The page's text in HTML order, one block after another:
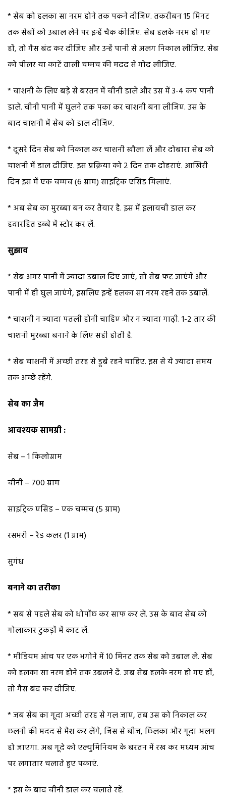
* सेब को हलका सा नरम होने तक पकने दीजिए. तकरीबन 15 मिनट
तक सेबों को उबाल लेने पर इन्हें चैक कीजिए. सेब हलके नरम हो गए
हों, तो गैस बंद कर दीजिए और उन्हें पानी से अलग निकाल लीजिए. सेब
को पीलर या काटें वाली चम्मच की मदद से गोद लीजिए.
* चाशनी के लिए बड़े से बरतन में चीनी डालें और उस में 3-4 कप पानी
डालें. चीनी पानी में घुलने तक पका कर चाशनी बना लीजिए. उस के
बाद चाशनी में सेब को डाल दीजिए.
* दूसरे दिन सेब को निकाल कर चाशनी खौला लें और दोबारा सेब को
चाशनी में डाल दीजिए. इस प्रक्रिया को 2 दिन तक दोहराएं. आखिरी
दिन इस में एक चम्मच (6 ग्राम) साइट्रिक एसिड मिलाएं.
* अब सेब का मुरब्बा बन कर तैयार है. इस में इलायची डाल कर
हवारहित डब्बे में स्टोर कर लें.
सुझाव
* सेब अगर पानी में ज्यादा उबाल दिए जाएं, तो सेब फट जाएंगे और
पानी में ही घुल जाएंगे, इसलिए इन्हें हलका सा नरम रहने तक उबालें.
* चाशनी न ज्यादा पतली होनी चाहिए और न ज्यादा गाढ़ी. 1-2 तार की
चाशनी मुरब्बा बनाने के लिए सही होती है.
* सेब चाशनी में अच्छी तरह से डूबे रहने चाहिए. इस से ये ज्यादा समय
तक अच्छे रहेंगे.
सेब का जैम
आवश्यक सामग्री :
सेब – 1 किलोग्राम
चीनी – 700 ग्राम
साइट्रिक एसिड – एक चम्मच (5 ग्राम)
रसभरी – रैड कलर (1 ग्राम)
सुगंध
बनाने का तरीका
* सब से पहले सेब को धोपोंछ कर साफ कर लें. उस के बाद सेब को
गोलाकार टुकड़ों में काट लें.
* मीडियम आंच पर एक भगोने में 10 मिनट तक सेब को उबाल लें. सेब
को हलका सा नरम होने तक उबलने दें. जब सेब हलके नरम हो गए हों,
तो गैस बंद कर दीजिए.
* जब सेब का गूदा अच्छी तरह से गल जाए, तब उस को निकाल कर
छलनी की मदद से मैश कर लेंगे, जिस से बीज, छिलका और गूदा अलग
हो जाएगा. अब गूदे को एल्युमिनियम के बरतन में रख कर मध्यम आंच
पर लगातार चलाते हुए पकाएं.
* इस के बाद चीनी डाल कर चलाते रहें.